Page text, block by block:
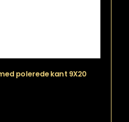
polerede kant 9X20